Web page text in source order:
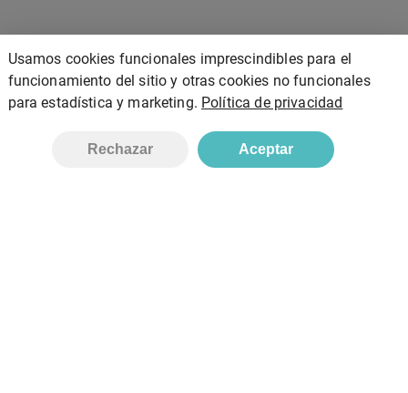
Usamos cookies funcionales imprescindibles para el
funcionamiento del sitio y otras cookies no funcionales
para estadística y marketing. Política de privacidad
Rechazar Aceptar